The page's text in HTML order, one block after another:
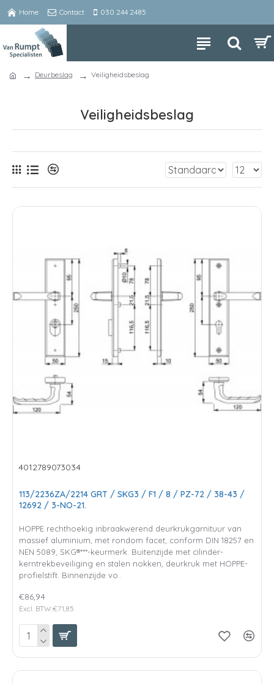
Home Contact 030 244 2485
Deurbeslag Veiligheidsbeslag
Veiligheidsbeslag
4012789073034
113/2236ZA/2214 GRT / SKG3 / F1 / 8 / PZ-72 / 38-43 /
12692 / 3-NO-21.
HOPPE rechthoekig inbraakwerend deurkrukgarnituur van
massief aluminium, met rondom facet, conform DIN 18257 en
NEN 5089, SKG®***-keurmerk. Buitenzijde met cilinder-
kerntrekbeveiliging en stalen nokken, deurkruk met HOPPE-
profielstift. Binnenzijde vo..
€86,94
Excl. BTW:€71,85